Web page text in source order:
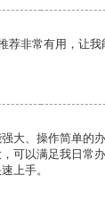
荐非常有用，让
大、操作简单的
可以满足我日常
上手。